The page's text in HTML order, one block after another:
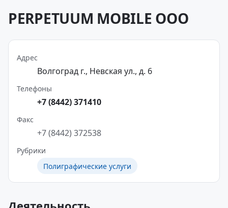
PERPETUUM MOBILE ООО
Адрес
Волгоград г., Невская ул., д. 6
Телефоны
+7 (8442) 371410
Факс
+7 (8442) 372538
Рубрики
Полиграфические услуги